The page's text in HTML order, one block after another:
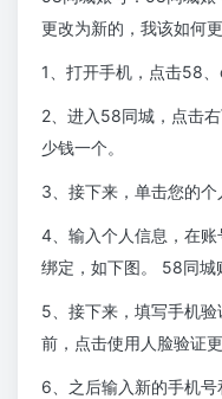
更改为新的，我该如何
1、打开手机，点击58
2、进入58同城，点击
少钱一个。
3、接下来，单击您的个
4、输入个人信息，在
绑定，如下图。 58同城
5、接下来，填写手机
前，点击使用人脸验证更
6、之后输入新的手机号